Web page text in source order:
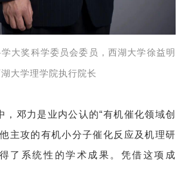
大奖科学委员会委员，西湖大学徐益明
大学理学院执行院长
，邓力是业内公认的“有机催化领域创
主攻的有机小分子催化反应及机理研
了系统性的学术成果。凭借这项成